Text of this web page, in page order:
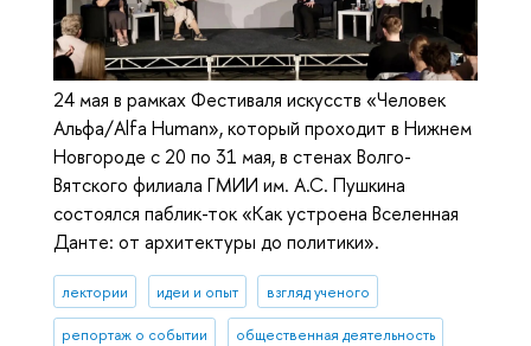
24 мая в рамках Фестиваля искусств «Человек
Альфа/Alfa Human», который проходит в Нижнем
Новгороде с 20 по 31 мая, в стенах Волго-
Вятского филиала ГМИИ им. А.С. Пушкина
состоялся паблик-ток «Как устроена Вселенная
Данте: от архитектуры до политики».
лектории идеи и опыт взгляд ученого
репортаж о событии общественная деятельность